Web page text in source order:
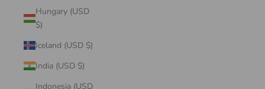
Hungary (USD
$)
Iceland (USD $)
India (USD $)
Indonesia (USD